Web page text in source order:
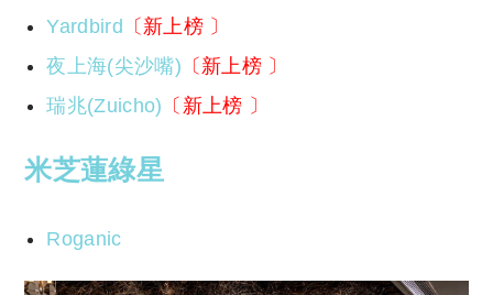
Yardbird 〔新上榜 〕
夜上海(尖沙嘴) 〔新上榜 〕
瑞兆(Zuicho) 〔新上榜 〕
米芝蓮綠星
Roganic